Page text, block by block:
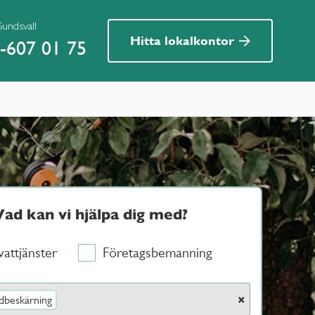
607 01 75 Hitta lokalkontor
kan vi hjälpa dig med?
Företagsbemanning
×